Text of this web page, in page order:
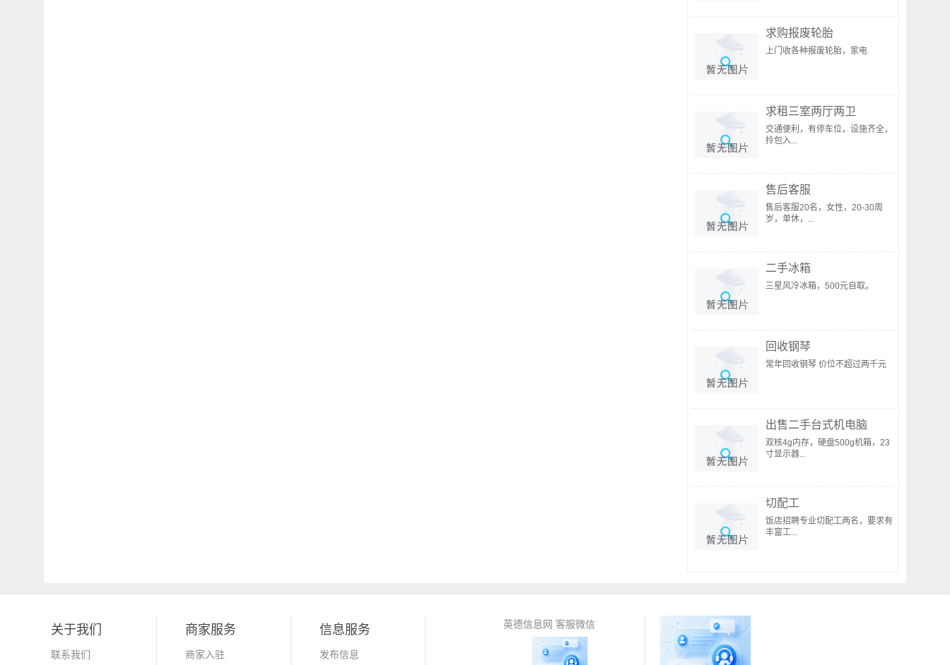
求购报废轮胎
上门收各种报废轮胎，家电
求租三室两厅两卫
交通便利，有停车位，设施齐全，
拎包入...
售后客服
售后客服20名，女性，20-30周
岁，单休，...
二手冰箱
三星风冷冰箱，500元自取。
回收钢琴
常年回收钢琴 价位不超过两千元
出售二手台式机电脑
双核4g内存，硬盘500g机箱，23
寸显示器...
切配工
饭店招聘专业切配工两名，要求有
丰富工...
关于我们
联系我们
商家服务
商家入驻
信息服务
发布信息
英德信息网 客服微信